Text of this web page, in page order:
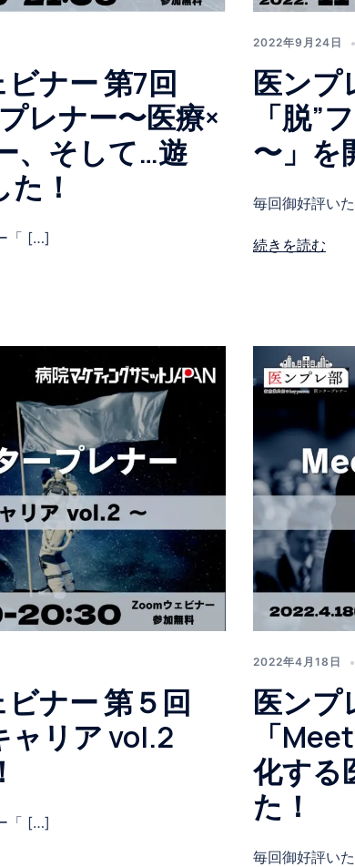
ナー 第7回
レナー〜医療×
、そして…遊
！
「 […]
2022年9月24日
医ンプ
「脱”
〜」を
毎回御好評い
続きを読む
ナー 第５回
ャリア vol.2
「 […]
2022年4月18日
医ンプ
「
化する
た！
毎回御好評い